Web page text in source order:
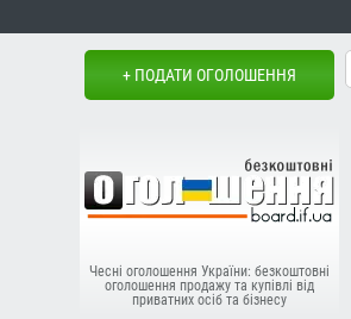
+ ПОДАТИ ОГОЛОШЕННЯ
Чесні оголошення України: безкоштовні
оголошення продажу та купівлі від
приватних осіб та бізнесу